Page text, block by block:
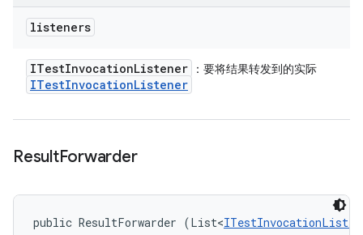
listeners
ITestInvocationListener ：要将结果转发到的实际
ITestInvocationListener
ResultForwarder
public ResultForwarder (List<